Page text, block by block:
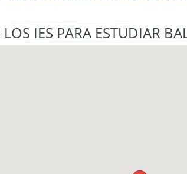
IES PARA ESTUDIAR